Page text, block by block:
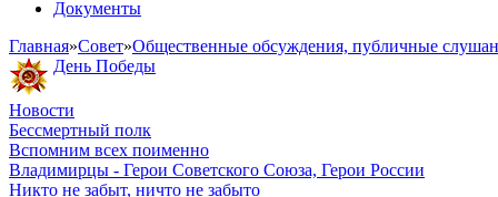
Документы
Главная»Совет»Общественные обсуждения, публичные
День Победы
Новости
Бессмертный полк
Вспомним всех поименно
Владимирцы - Герои Советского Союза, Герои России
Никто не забыт, ничто не забыто